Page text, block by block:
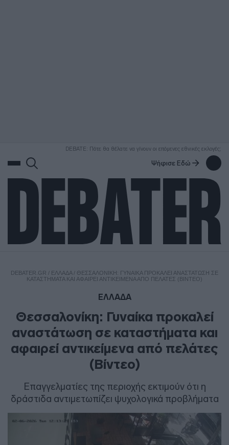
DEBATE: Πότε θα θέλατε να γίνουν οι επόμενες εθνικές εκλογές;
Ψήφισε Εδώ
DEBATER.GR / ΕΛΛΑΔΑ/ ΘΕΣΣΑΛΟΝΊΚΗ: ΓΥΝΑΊΚΑ ΠΡΟΚΑΛΕΊ ΑΝΑΣΤΆΤΩΣΗ ΣΕ
ΚΑΤΑΣΤΉΜΑΤΑ ΚΑΙ ΑΦΑΙΡΕΊ ΑΝΤΙΚΕΊΜΕΝΑ ΑΠΌ ΠΕΛΆΤΕΣ (ΒΊΝΤΕΟ)
ΕΛΛΑΔΑ
Θεσσαλονίκη: Γυναίκα προκαλεί
αναστάτωση σε καταστήματα και
αφαιρεί αντικείμενα από πελάτες
(Βίντεο)
Επαγγελματίες της περιοχής εκτιμούν ότι η
δράστιδα αντιμετωπίζει ψυχολογικά προβλήματα